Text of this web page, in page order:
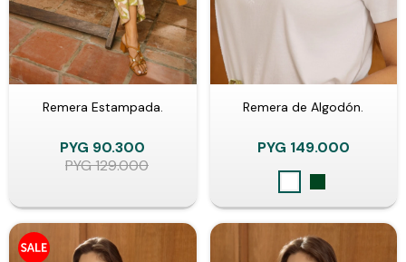
Remera Estampada.
PYG 90.300
PYG129.000
Remera de Algodón.
PYG 149.000